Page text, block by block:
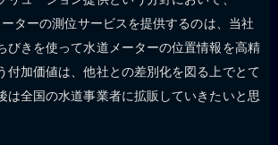
ターの測位サービスを提供するのは、当社
びきを使って水道メーターの位置情報を高精
付加価値は、他社との差別化を図る上でとて
は全国の水道事業者に拡販していきたいと思